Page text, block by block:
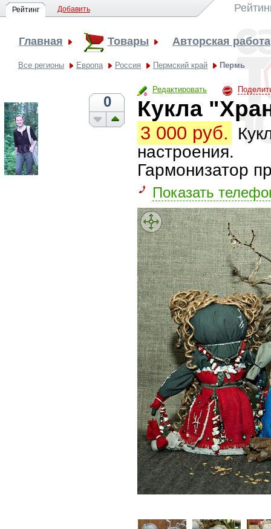
Рейтинг Добавить
Главная Товары Авторская работа
Все регионы Европа Россия Пермский край Пермь
Редактировать
0 Кукла
3 000 руб.
настроения.
Гармонизатор
Показать